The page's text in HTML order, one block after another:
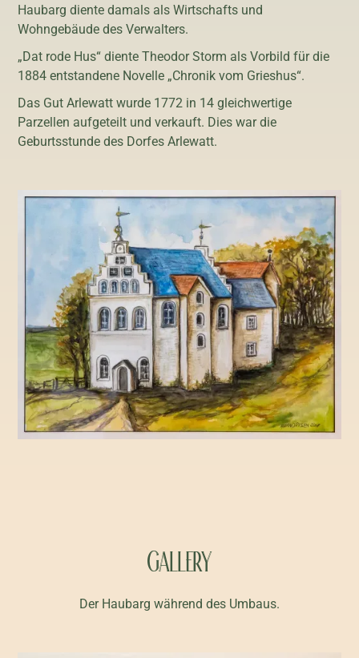
Haubarg diente damals als Wirtschafts und
Wohngebäude des Verwalters.
„Dat rode Hus“ diente Theodor Storm als Vorbild für die
1884 entstandene Novelle „Chronik vom Grieshus“.
Das Gut Arlewatt wurde 1772 in 14 gleichwertige
Parzellen aufgeteilt und verkauft. Dies war die
Geburtsstunde des Dorfes Arlewatt.
GALLERY
Der Haubarg während des Umbaus.